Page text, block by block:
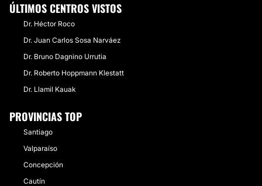
ÚLTIMOS CENTROS VISTOS
Dr. Héctor Roco
Dr. Juan Carlos Sosa Narváez
Dr. Bruno Dagnino Urrutia
Dr. Roberto Hoppmann Klestatt
Dr. Llamil Kauak
PROVINCIAS TOP
Santiago
Valparaíso
Concepción
Cautín